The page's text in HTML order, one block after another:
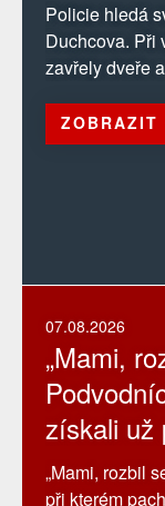
Policie hledá
Duchcova. Při
zavřely dveře
ZOBRAZIT
07.08.2026
„Mami,
získali už
„Mami, rozbil
při kterém